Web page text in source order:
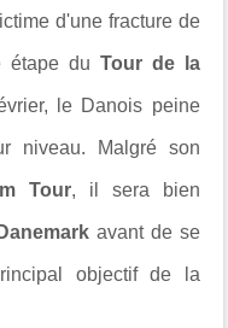
d'une fracture de
étape du Tour de la
le Danois peine
niveau. Malgré son
Tour, il sera bien
avant de se
objectif de la